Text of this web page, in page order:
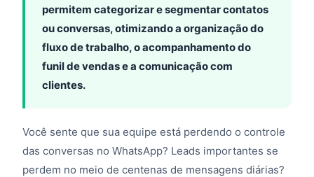
permitem categorizar e segmentar contatos
ou conversas, otimizando a organização do
fluxo de trabalho, o acompanhamento do
funil de vendas e a comunicação com
clientes.
Você sente que sua equipe está perdendo o controle
das conversas no WhatsApp? Leads importantes se
perdem no meio de centenas de mensagens diárias?